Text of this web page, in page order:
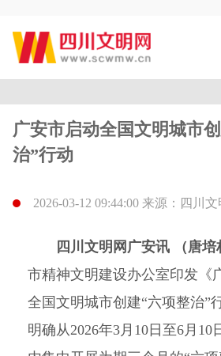
广安市启动全国文明城市
治”行动
2026-03-12 09:44:00 来源：四川文
四川文明网广安讯 （唐培
市精神文明建设办公室印发《
全国文明城市创建“六项整治”
明确从2026年3月10日至6月10